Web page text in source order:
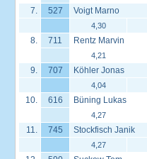
7. 527 Voigt Marno
4,30
8. 711 Rentz Marvin
4,21
9. 707 Köhler Jonas
4,04
10. 616 Büning Lukas
4,27
11. 745 Stockfisch Janik
4,27